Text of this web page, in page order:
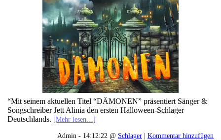
“Mit seinem aktuellen Titel “DÄMONEN” präsentiert Sänger &
Songschreiber Jett Alinia den ersten Halloween-Schlager
Deutschlands. [Mehr lesen…]
Admin - 14:12:22 @ Schlager | Kommentar hinzufügen